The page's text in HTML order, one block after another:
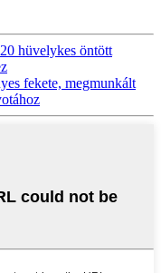
hüvelykes öntött
fekete, megmunkált